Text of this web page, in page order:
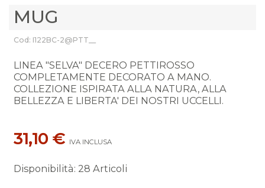
MUG
Cod: I122BC-2@PTT__
LINEA "SELVA" DECERO PETTIROSSO
COMPLETAMENTE DECORATO A MANO.
COLLEZIONE ISPIRATA ALLA NATURA, ALLA
BELLEZZA E LIBERTA' DEI NOSTRI UCCELLI.
31,10 € IVA INCLUSA
Disponibilità: 28 Articoli